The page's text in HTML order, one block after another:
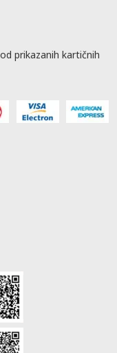
prikazanih kartičnih